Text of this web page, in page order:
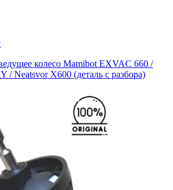
колесо Mamibot EXVAC 660 /
/ Neatsvor X600 (деталь с разбора)